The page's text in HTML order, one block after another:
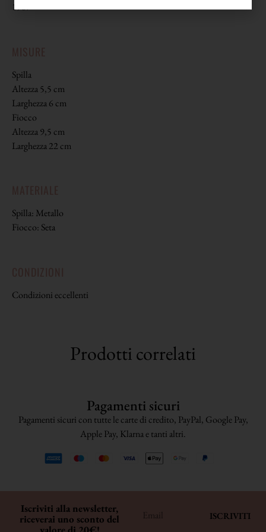
1987
Spilla
Altezza 5,5 cm
Larghezza 6 cm
Fiocco
Altezza 9,5 cm
Larghezza 22 cm
Spilla: Metallo
Fiocco: Seta
Condizioni eccellenti
Prodotti correlati
Pagamenti sicuri
Pagamenti sicuri con tutte le carte di credito, PayPal, Google Pay,
Apple Pay, Klarna e tanti altri.
Iscriviti alla newsletter,
riceverai uno sconto del
ISCRIVITI